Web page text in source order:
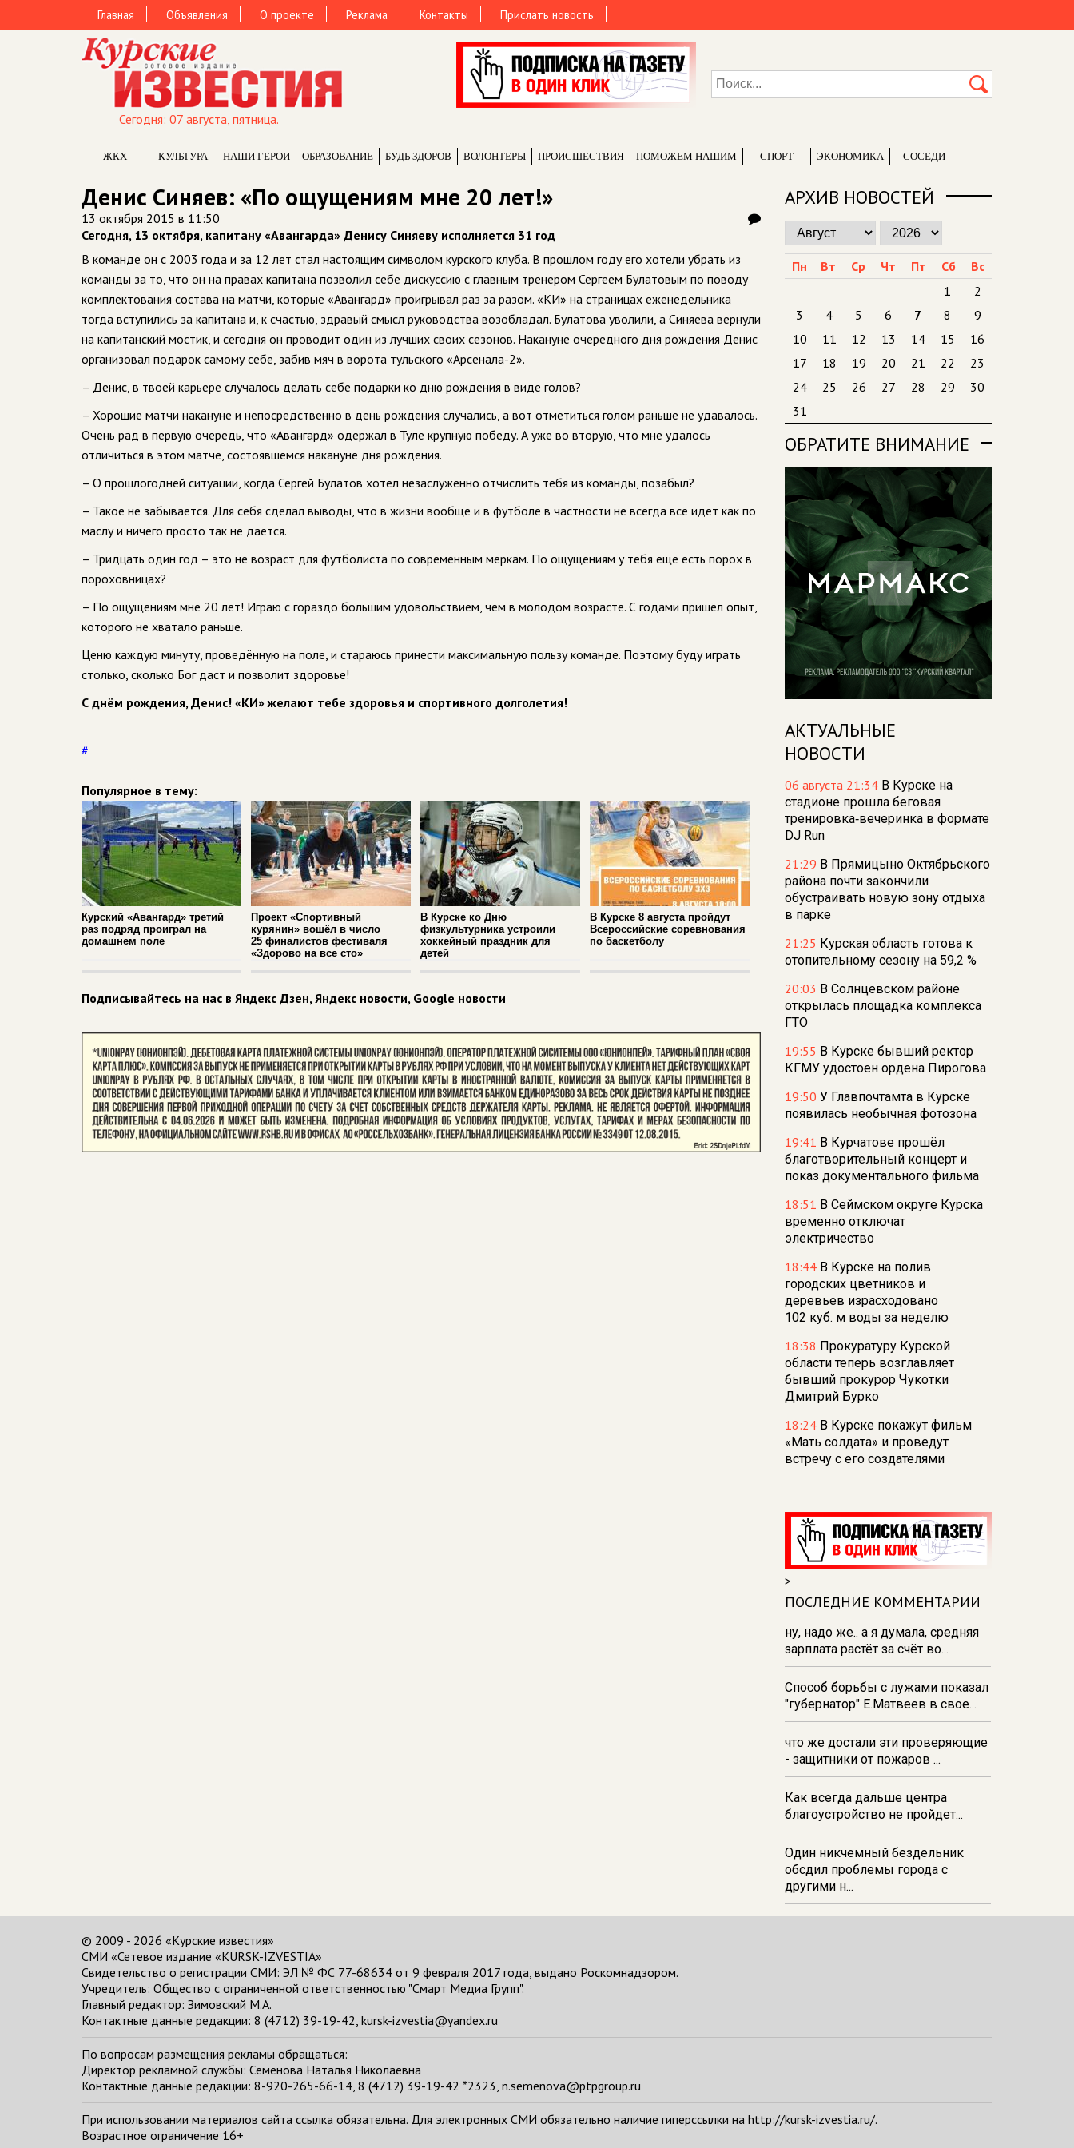
Главная Объявления О проекте Реклама Контакты Прислать новость
Сегодня: 07 августа, пятница.
ЖКХ КУЛЬТУРА НАШИ ГЕРОИ ОБРАЗОВАНИЕ БУДЬ ЗДОРОВ ВОЛОНТЕРЫ ПРОИCШЕСТВИЯ ПОМОЖЕМ НАШИМ СПОРТ ЭКОНОМИКА СОСЕДИ
Денис Синяев: «По ощущениям мне 20 лет!»
13 октября 2015 в 11:50
Сегодня, 13 октября, капитану «Авангарда» Денису Синяеву исполняется 31 год
В команде он с 2003 года и за 12 лет стал настоящим символом курского клуба. В прошлом году его хотели убрать из
команды за то, что он на правах капитана позволил себе дискуссию с главным тренером Сергеем Булатовым по поводу
комплектования состава на матчи, которые «Авангард» проигрывал раз за разом. «КИ» на страницах еженедельника
тогда вступились за капитана и, к счастью, здравый смысл руководства возобладал. Булатова уволили, а Синяева вернули
на капитанский мостик, и сегодня он проводит один из лучших своих сезонов. Накануне очередного дня рождения Денис
организовал подарок самому себе, забив мяч в ворота тульского «Арсенала-2».
– Денис, в твоей карьере случалось делать себе подарки ко дню рождения в виде голов?
– Хорошие матчи накануне и непосредственно в день рождения случались, а вот отметиться голом раньше не удавалось.
Очень рад в первую очередь, что «Авангард» одержал в Туле крупную победу. А уже во вторую, что мне удалось
отличиться в этом матче, состоявшемся накануне дня рождения.
– О прошлогодней ситуации, когда Сергей Булатов хотел незаслуженно отчислить тебя из команды, позабыл?
– Такое не забывается. Для себя сделал выводы, что в жизни вообще и в футболе в частности не всегда всё идет как по
маслу и ничего просто так не даётся.
– Тридцать один год – это не возраст для футболиста по современным меркам. По ощущениям у тебя ещё есть порох в
пороховницах?
– По ощущениям мне 20 лет! Играю с гораздо большим удовольствием, чем в молодом возрасте. С годами пришёл опыт,
которого не хватало раньше.
Ценю каждую минуту, проведённую на поле, и стараюсь принести максимальную пользу команде. Поэтому буду играть
столько, сколько Бог даст и позволит здоровье!
С днём рождения, Денис! «КИ» желают тебе здоровья и спортивного долголетия!
#
Популярное в тему:
Курский «Авангард» третий
раз подряд проиграл на
домашнем поле
Проект «Спортивный
курянин» вошёл в число
25 финалистов фестиваля
«Здорово на все сто»
В Курске ко Дню
физкультурника устроили
хоккейный праздник для
детей
В Курске 8 августа пройдут
Всероссийские соревнования
по баскетболу
Подписывайтесь на нас в Яндекс Дзен,Яндекс новости, Google новости
АРХИВ НОВОСТЕЙ
Пн Вт Ср Чт Пт Сб
Вс
1
2
3
4 5 6 7 8
9
10
11 12 13 14 15
16
17
18 19 20 21 22
23
24
25 26 27 28 29
30
31
ОБРАТИТЕ ВНИМАНИЕ
АКТУАЛЬНЫЕ
НОВОСТИ
06 августа 21:34 В Курске на
стадионе прошла беговая
тренировка‑вечеринка в формате
DJ Run
21:29 В Прямицыно Октябрьского
района почти закончили
обустраивать новую зону отдыха
в парке
21:25 Курская область готова к
отопительному сезону на 59,2 %
20:03 В Солнцевском районе
открылась площадка комплекса
ГТО
19:55 В Курске бывший ректор
КГМУ удостоен ордена Пирогова
19:50 У Главпочтамта в Курске
появилась необычная фотозона
19:41 В Курчатове прошёл
благотворительный концерт и
показ документального фильма
18:51 В Сеймском округе Курска
временно отключат
электричество
18:44 В Курске на полив
городских цветников и
деревьев израсходовано
102 куб. м воды за неделю
18:38 Прокуратуру Курской
области теперь возглавляет
бывший прокурор Чукотки
Дмитрий Бурко
18:24 В Курске покажут фильм
«Мать солдата» и проведут
встречу с его создателями
из‑за проблем с водоснабжением
17:23
В Курске установили две
камеры ПДД на превышение
скорости
16:55В Курске жителя
Тюменской области осудили за
незаконную перевозку
взрывчатки
16:47В Курске капремонт дорог
выполнен на 54%
>
ПОСЛЕДНИЕ КОММЕНТАРИИ
ну, надо же.. а я думала, средняя
зарплата растёт за счёт во...
Способ борьбы с лужами показал
"губернатор" Е.Матвеев в свое...
что же достали эти проверяющие
- защитники от пожаров ...
Как всегда дальше центра
благоустройство не пройдет...
Один никчемный бездельник
обсдил проблемы города с
другими н...
© 2009 - 2026 «Курские известия»
СМИ «Сетевое издание «KURSK-IZVESTIA»
Свидетельство о регистрации СМИ: ЭЛ № ФС 77-68634 от 9 февраля 2017 года, выдано Роскомнадзором.
Учредитель: Общество с ограниченной ответственностью "Смарт Медиа Групп".
Главный редактор: Зимовский М.А.
Контактные данные редакции: 8 (4712) 39-19-42, kursk-izvestia@yandex.ru
По вопросам размещения рекламы обращаться:
Директор рекламной службы: Семенова Наталья Николаевна
Контактные данные редакции: 8-920-265-66-14, 8 (4712) 39-19-42 *2323, n.semenova@ptpgroup.ru
При использовании материалов сайта ссылка обязательна. Для электронных СМИ обязательно наличие гиперссылки на http://kursk-izvestia.ru/.
Возрастное ограничение 16+